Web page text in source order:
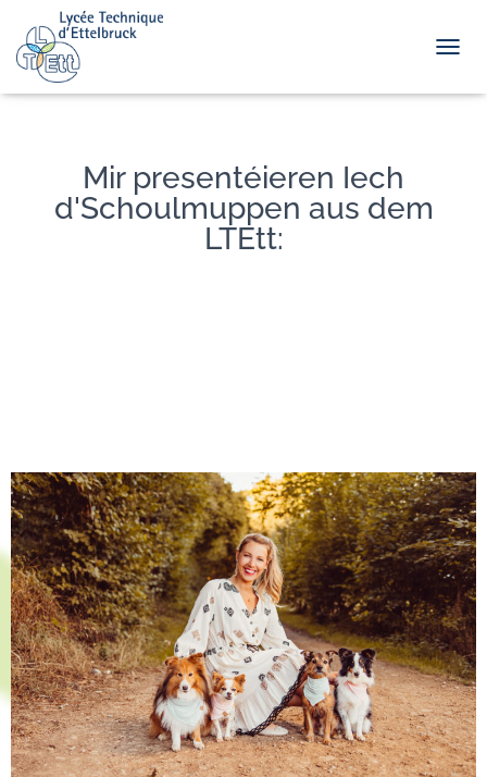
Mir presentéieren Iech
d'Schoulmuppen aus dem
LTEtt: